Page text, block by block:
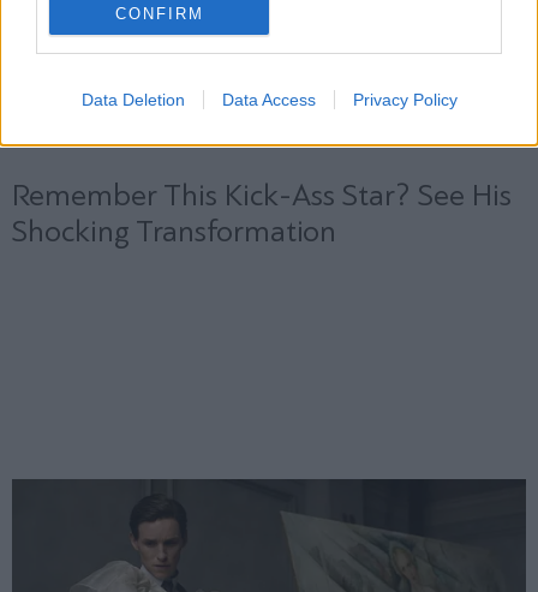
CONFIRM
Data Deletion Data Access Privacy Policy